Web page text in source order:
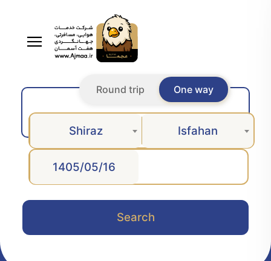
One way
Round trip
Shiraz Isfahan
Search